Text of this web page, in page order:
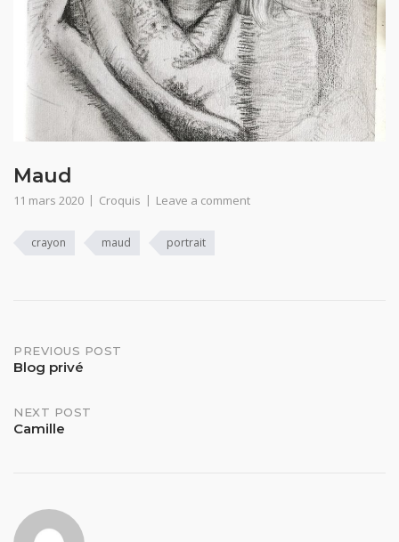
Maud
11 mars 2020 Croquis Leave a comment
crayon maud portrait
Post
PREVIOUS POST
Blog privé
NEXT POST
Camille